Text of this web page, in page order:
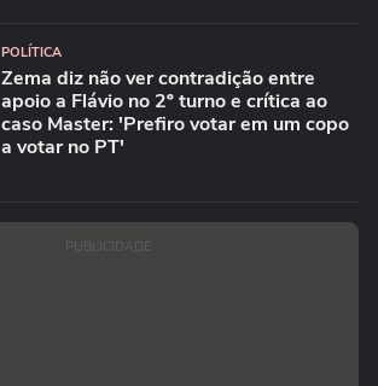
POLÍTICA
Zema diz não ver contradição entre
apoio a Flávio no 2º turno e crítica ao
caso Master: 'Prefiro votar em um copo
a votar no PT'
PUBLICIDADE